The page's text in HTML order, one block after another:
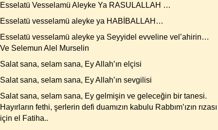
Esselatü Vesselamü Aleyke Ya RASULALLAH …
Esselatü vesselamü aleyke ya HABİBALLAH…
Esselatü vesselamü aleyke ya Seyyidel evveline vel’ahirin…
Ve Selemun Alel Murselin
Salat sana, selam sana, Ey Allah’ın elçisi
Salat sana, selam sana, Ey Allah’ın sevgilisi
Salat sana, selam sana, Ey gelmişin ve geleceğin bir tanesi.
Hayırların fethi, şerlerin defi duamızın kabulu Rabbım’ızın rızası
için el Fatiha..